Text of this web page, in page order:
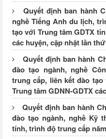
Quyết định ban hành
nghề Tiếng Anh du lịch,
tạo với Trung tâm GDTX
các huyện, cập nhật lần
Quyết định ban hành
đào tạo ngành, nghề
trung cấp, liên kết đào
Trung tâm GDNN-GDTX
Quyết định ban hành
đào tạo ngành, nghề Kỹ
tính, trình độ trung cấp